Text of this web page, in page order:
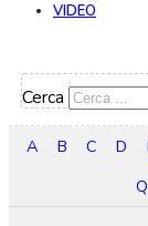
VIDEO
Cerca
A B C D
Q